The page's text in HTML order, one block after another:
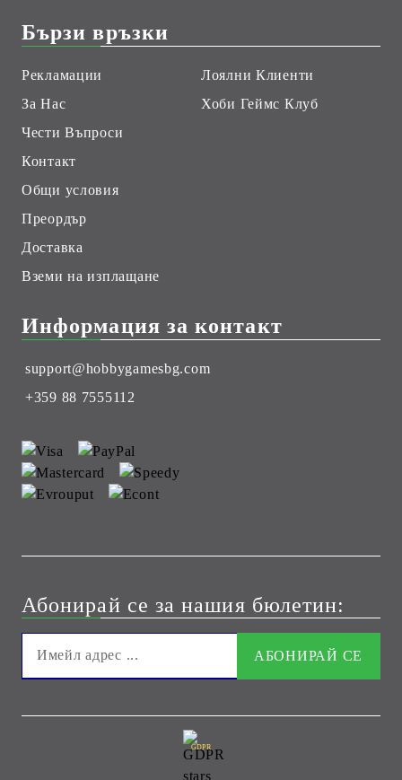
Бързи връзки
Рекламации
За Нас
Чести Въпроси
Контакт
Общи условия
Преордър
Доставка
Вземи на изплащане
Лоялни Клиенти
Хоби Геймс Клуб
Информация за контакт
support@hobbygamesbg.com
+359 88 7555112
Абонирай се за нашия бюлетин:
GDPR